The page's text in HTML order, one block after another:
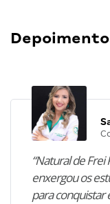
“Natural de Frei
enxergou os
para conquistar